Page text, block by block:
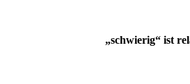
„schwierig“ ist